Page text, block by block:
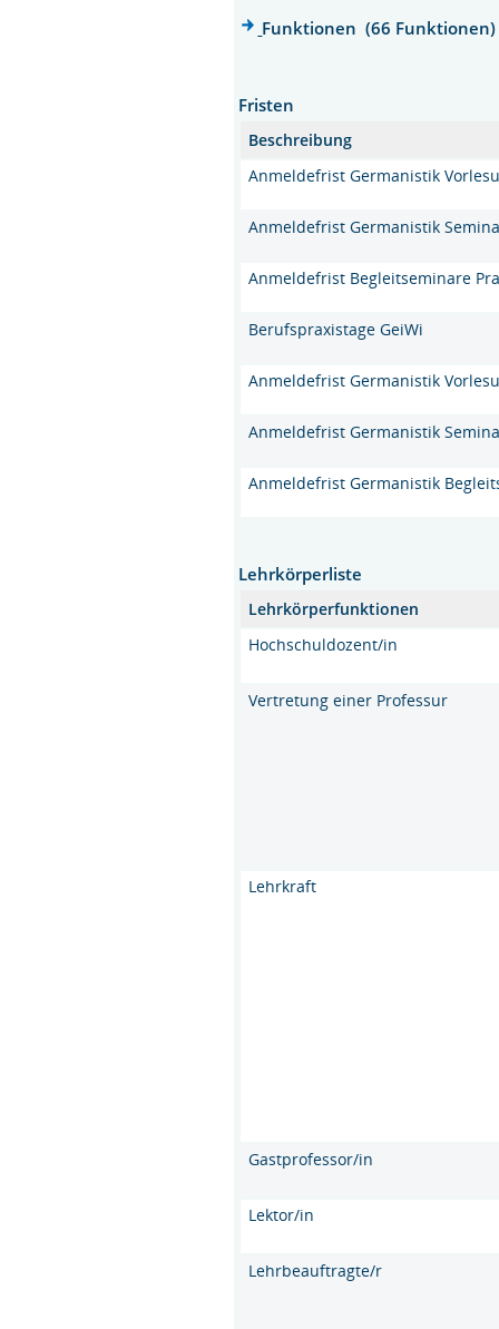
Funktionen (66 Funktionen)
Fristen
Beschreibung
Anmeldefrist Germanistik
Anmeldefrist Germanistik
Anmeldefrist Begleitseminare
Berufspraxistage GeiWi
Anmeldefrist Germanistik
Anmeldefrist Germanistik
Anmeldefrist Germanistik
Lehrkörperliste
Lehrkörperfunktionen
Hochschuldozent/in
Vertretung einer Professur
Lehrkraft
Gastprofessor/in
Lektor/in
Lehrbeauftragte/r